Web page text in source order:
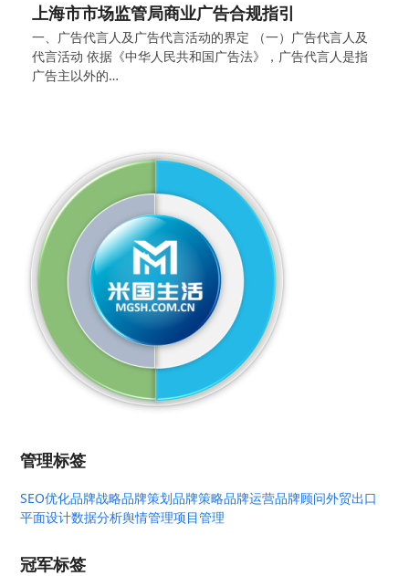
上海市市场监管局商业广告合规指引
一、广告代言人及广告代言活动的界定 （一）广告代言人及
代言活动 依据《中华人民共和国广告法》，广告代言人是指
广告主以外的…
管理标签
SEO优化品牌战略品牌策划品牌策略品牌运营品牌顾问外贸出口
平面设计数据分析舆情管理项目管理
冠军标签